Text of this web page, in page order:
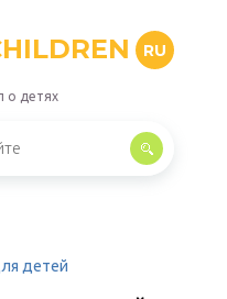
RU
о детях
детей